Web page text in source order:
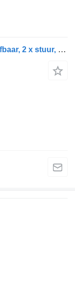
Floor open oplegger 3 asser uitschuifbaar, 2 x stuur, 1 x liftas